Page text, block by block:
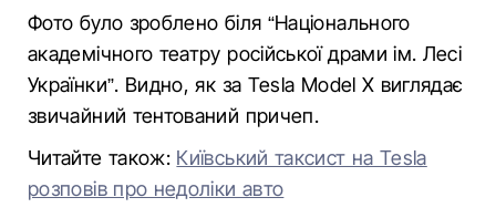
Фото було зроблено біля “Національного
академічного театру російської драми ім. Лесі
Українки”. Видно, як за Tesla Model X виглядає
звичайний тентований причеп.
Читайте також: Київський таксист на Tesla
розповів про недоліки авто